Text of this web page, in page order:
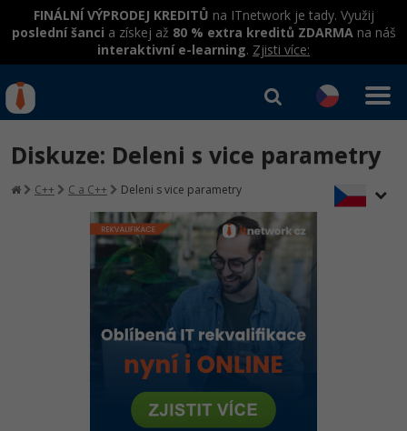
FINÁLNÍ VÝPRODEJ KREDITŮ na ITnetwork je tady. Využij
poslední šanci a získej až 80 % extra kreditů ZDARMAna náš
interaktivní e-learning. Zjisti více:
hrazené úřadem práce
Workshopy zdarma
Umělá inteligence v praxi
Datová analýza v praxi
Školení
Základy programování
Objektové programování - OOP
Umělá inteligence
Školení dle technologií
C# .NET
Kurzy IT profesí
Junior programátor
Programátor WWW aplikací
Senior programátor
Front-end developer
Vývojář mobilních aplikací
Kurzy programování
Jak začít?
Java -80%
-80%
-80%
Přihlásit se|Registrovat
Diskuze: Deleni s vice parametry
C++ C a C++ Deleni s vice parametry